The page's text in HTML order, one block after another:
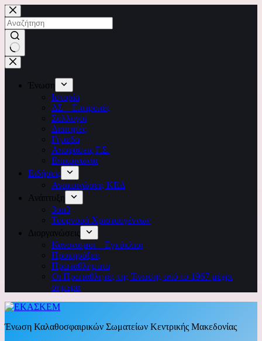
Ένωση
Ιστορία
ΔΣ – Επιτροπές
Σύλλογοι
Διαιτητές
Γήπεδα
Αποφάσεις Γ.Σ.
Επικοινωνία
Ειδήσεις
Ανακοινώσεις ΚΕΔ
Ανάπτυξη
3on3
Τουρνουά Χριστουγέννων
Διοργανώσεις
Κανονισμοί – Εγκύκλιοι
Προκηρύξεις
Πρωταθλήματα
Οι Πρωταθλητές της Ένωσης από το 1967 μέχρι
σήμερα
Ένωση Καλαθοσφαιρικών Σωματείων Κεντρικής Μακεδονίας